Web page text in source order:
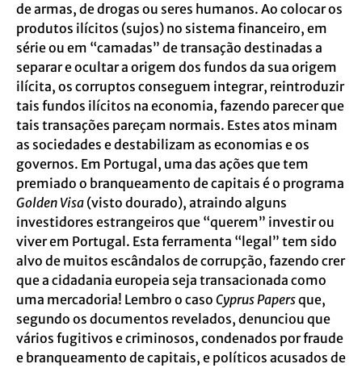
de armas, de drogas ou seres humanos. Ao colocar os
produtos ilícitos (sujos) no sistema financeiro, em
série ou em “camadas” de transação destinadas a
separar e ocultar a origem dos fundos da sua origem
ilícita, os corruptos conseguem integrar, reintroduzir
tais fundos ilícitos na economia, fazendo parecer que
tais transações pareçam normais. Estes atos minam
as sociedades e destabilizam as economias e os
governos. Em Portugal, uma das ações que tem
premiado o branqueamento de capitais é o programa
Golden Visa (visto dourado), atraindo alguns
investidores estrangeiros que “querem” investir ou
viver em Portugal. Esta ferramenta “legal” tem sido
alvo de muitos escândalos de corrupção, fazendo crer
que a cidadania europeia seja transacionada como
uma mercadoria! Lembro o caso Cyprus Papersque,
segundo os documentos revelados, denunciou que
vários fugitivos e criminosos, condenados por fraude
e branqueamento de capitais, e políticos acusados de